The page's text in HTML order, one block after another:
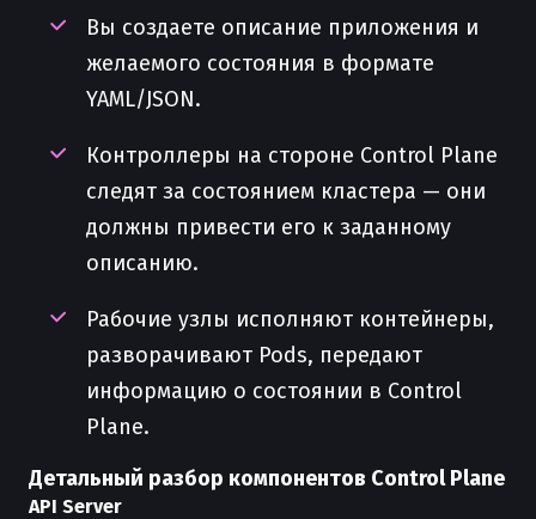
Вы создаете описание приложения и
желаемого состояния в формате
YAML/JSON.
Контроллеры на стороне Control Plane
следят за состоянием кластера — они
должны привести его к заданному
описанию.
Рабочие узлы исполняют контейнеры,
разворачивают Pods, передают
информацию о состоянии в Control
Plane.
Детальный разбор компонентов Control Plane
API Server